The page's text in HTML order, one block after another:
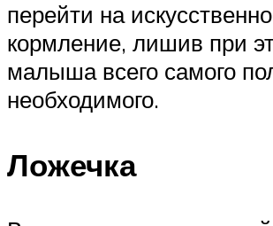
перейти на
кормление, лишив при
малыша всего самого
необходимого.
Ложечка